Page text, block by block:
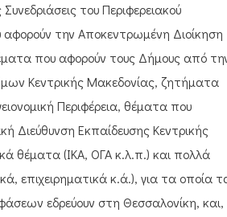
του Περιφερειακού
αφορούν την Αποκεντρωμένη Διοίκηση
που αφορούν τους Δήμους από
Κεντρικής Μακεδονίας, ζητήματα
Περιφέρεια, θέματα που
Διεύθυνση Εκπαίδευσης Κεντρικής
θέματα (ΙΚΑ, ΟΓΑ κ.λ.π.) και πολλά
επιχειρηματικά κ.ά.), για τα οποία
εδρεύουν στη Θεσσαλονίκη, και,